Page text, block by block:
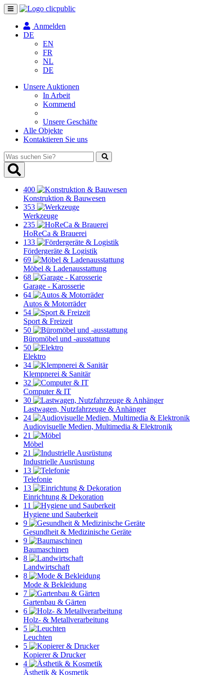
Navigation
umschalten
Anmelden
DE
EN
FR
NL
DE
Unsere Auktionen
In Arbeit
Kommend
Unsere Geschäfte
Alle Objekte
Kontaktieren Sie uns
Was
suchen
Sie?
400
Konstruktion & Bauwesen
353
Werkzeuge
235
HoReCa & Brauerei
133
Fördergeräte & Logistik
69
Möbel & Ladenausstattung
68
Garage - Karosserie
64
Autos & Motorräder
54
Sport & Freizeit
50
Büromöbel und -ausstattung
50
Elektro
34
Klempnerei & Sanitär
32
Computer & IT
30
Lastwagen, Nutzfahrzeuge & Anhänger
24
Audiovisuelle Medien, Multimedia & Elektronik
21
Möbel
21
Industrielle Ausrüstung
13
Telefonie
13
Einrichtung & Dekoration
11
Hygiene und Sauberkeit
9
Gesundheit & Medizinische Geräte
9
Baumaschinen
8
Landwirtschaft
8
Mode & Bekleidung
7
Gartenbau & Gärten
6
Holz- & Metallverarbeitung
5
Leuchten
5
Kopierer & Drucker
4
Ästhetik & Kosmetik